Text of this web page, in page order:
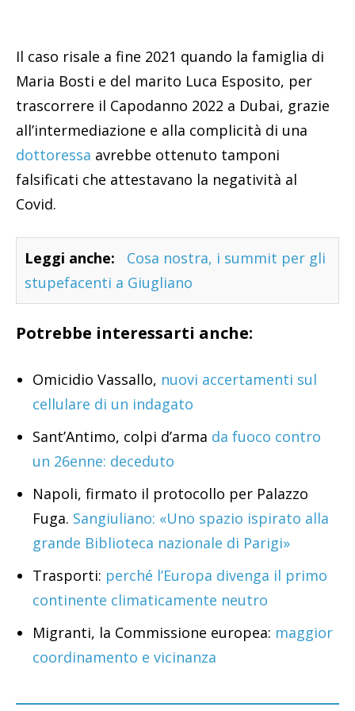
Il caso risale a fine 2021 quando la famiglia di
Maria Bosti e del marito Luca Esposito, per
trascorrere il Capodanno 2022 a Dubai, grazie
all’intermediazione e alla complicità di una
dottoressa avrebbe ottenuto tamponi
falsificati che attestavano la negatività al
Covid.
Leggi anche:
Cosa nostra, i summit per gli
stupefacenti a Giugliano
Potrebbe interessarti anche:
Omicidio Vassallo, nuovi accertamenti sul
cellulare di un indagato
Sant’Antimo, colpi d’arma da fuoco contro
un 26enne: deceduto
Napoli, firmato il protocollo per Palazzo
Fuga. Sangiuliano: «Uno spazio ispirato alla
grande Biblioteca nazionale di Parigi»
Trasporti: perché l’Europa divenga il primo
continente climaticamente neutro
Migranti, la Commissione europea: maggior
coordinamento e vicinanza